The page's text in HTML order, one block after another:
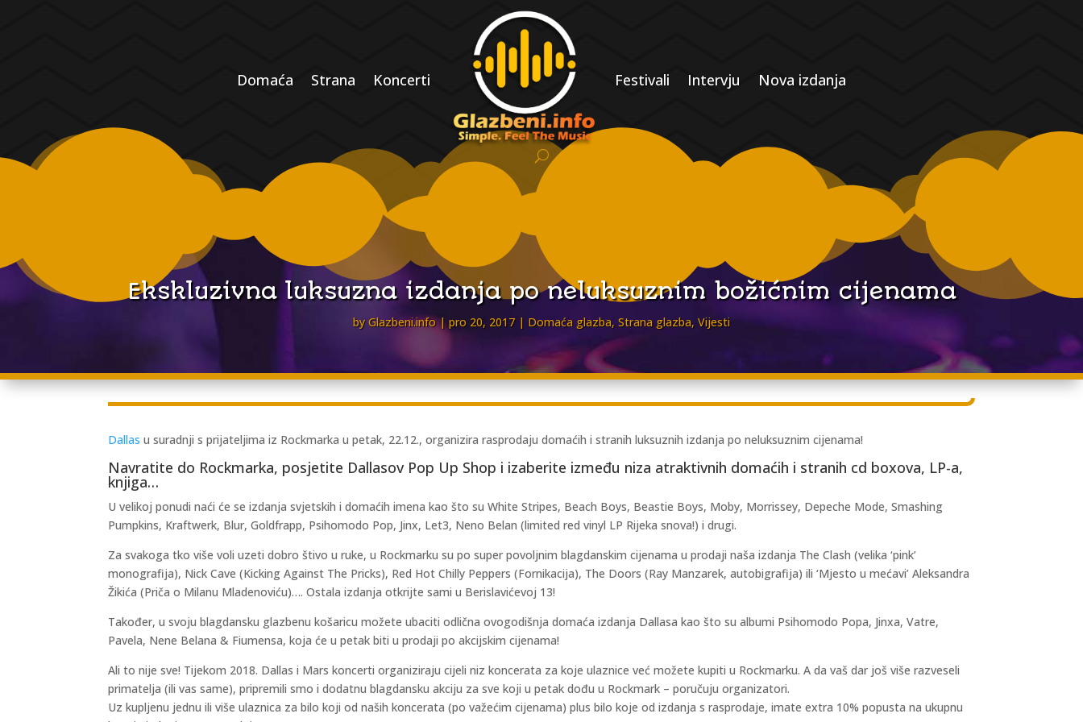
Domaća Strana Koncerti Festivali Intervju Nova izdanja
Ekskluzivna luksuzna izdanja po neluksuznim božićnim cijenama
byGlazbeni.info pro 20, 2017 Domaća glazba, Strana glazba, Vijesti
Dallas u suradnji s prijateljima iz Rockmarka u petak, 22.12., organizira rasprodaju domaćih i stranih luksuznih izdanja po neluksuznim cijenama!
Navratite do Rockmarka, posjetite Dallasov Pop Up Shop i izaberite između niza atraktivnih domaćih i stranih cd boxova, LP-a,
knjiga…
U velikoj ponudi naći će se izdanja svjetskih i domaćih imena kao što su White Stripes, Beach Boys, Beastie Boys, Moby, Morrissey, Depeche Mode, Smashing
Pumpkins, Kraftwerk, Blur, Goldfrapp, Psihomodo Pop, Jinx, Let3, Neno Belan (limited red vinyl LP Rijeka snova!) i drugi.
Za svakoga tko više voli uzeti dobro štivo u ruke, u Rockmarku su po super povoljnim blagdanskim cijenama u prodaji naša izdanja The Clash (velika ‘pink’
monografija), Nick Cave (Kicking Against The Pricks), Red Hot Chilly Peppers (Fornikacija), The Doors (Ray Manzarek, autobigrafija) ili ‘Mjesto u mećavi’ Aleksandra
Žikića (Priča o Milanu Mladenoviću)…. Ostala izdanja otkrijte sami u Berislavićevoj 13!
Također, u svoju blagdansku glazbenu košaricu možete ubaciti odlična ovogodišnja domaća izdanja Dallasa kao što su albumi Psihomodo Popa, Jinxa, Vatre,
Pavela, Nene Belana & Fiumensa, koja će u petak biti u prodaji po akcijskim cijenama!
Ali to nije sve! Tijekom 2018. Dallas i Mars koncerti organiziraju cijeli niz koncerata za koje ulaznice već možete kupiti u Rockmarku. A da vaš dar još više razveseli
primatelja (ili vas same), pripremili smo i dodatnu blagdansku akciju za sve koji u petak dođu u Rockmark – poručuju organizatori.
Uz kupljenu jednu ili više ulaznica za bilo koji od naših koncerata (po važećim cijenama) plus bilo koje od izdanja s rasprodaje, imate extra 10% popusta na ukupnu